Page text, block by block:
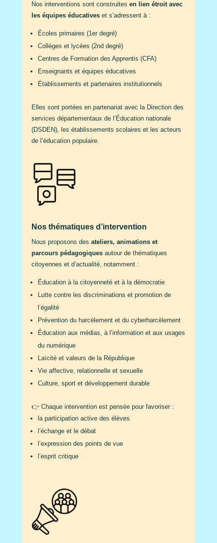
Nos interventions sont construites en lien étroit avec
les équipes éducativeset s’adressent à :
Écoles primaires (1er degré)
Collèges et lycées (2nd degré)
Centres de Formation des Apprentis (CFA)
Enseignants et équipes éducatives
Établissements et partenaires institutionnels
Elles sont portées en partenariat avec la Direction des
services départementaux de l’Éducation nationale
(DSDEN), les établissements scolaires et les acteurs
de l’éducation populaire.
Nos thématiques d’intervention
Nous proposons des ateliers, animations et
parcours pédagogiquesautour de thématiques
citoyennes et d’actualité, notamment :
Éducation à la citoyenneté et à la démocratie
Lutte contre les discriminations et promotion de
l’égalité
Prévention du harcèlement et du cyberharcèlement
Éducation aux médias, à l’information et aux usages
du numérique
Laïcité et valeurs de la République
Vie affective, relationnelle et sexuelle
Culture, sport et développement durable
👉 Chaque intervention est pensée pour favoriser :
la participation active des élèves
l’échange et le débat
l’expression des points de vue
l’esprit critique